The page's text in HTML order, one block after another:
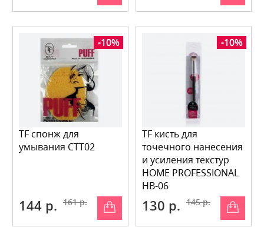
-10%
TF спонж для
умывания CTT02
144 р. 161 р.
-10%
TF кисть для
точечного нанесения
и усиления текстур
HOME PROFESSIONAL
HB-06
130 р. 145 р.